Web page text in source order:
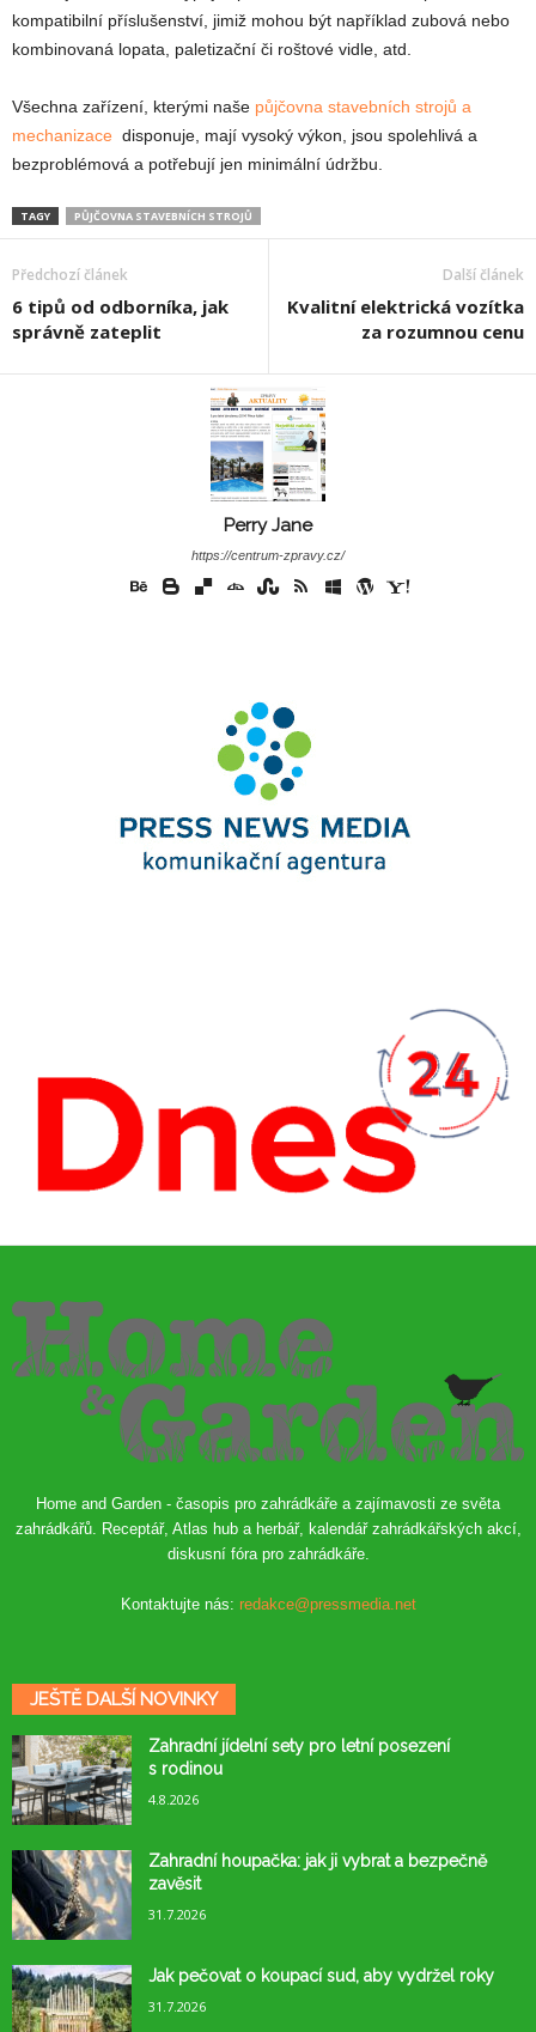
kompatibilní příslušenství, jimiž mohou být například zubová nebo
kombinovaná lopata, paletizační či roštové vidle, atd.
Všechna zařízení, kterými naše půjčovna stavebních strojů a
mechanizace disponuje, mají vysoký výkon, jsou spolehlivá a
bezproblémová a potřebují jen minimální údržbu.
TAGY PŮJČOVNA STAVEBNÍCH STROJŮ
Předchozí článek
6 tipů od odborníka, jak
správně zateplit
Další článek
Kvalitní elektrická vozítka
za rozumnou cenu
Perry Jane
https://centrum-zpravy.cz/
Home and Garden - časopis pro zahrádkáře a zajímavosti ze světa
zahrádkářů. Receptář, Atlas hub a herbář, kalendář zahrádkářských akcí,
diskusní fóra pro zahrádkáře.
Kontaktujte nás: redakce@pressmedia.net
JEŠTĚ DALŠÍ NOVINKY
Zahradní jídelní sety pro letní posezení
s rodinou
4.8.2026
Zahradní houpačka: jak ji vybrat a bezpečně
zavěsit
31.7.2026
Jak pečovat o koupací sud, aby vydržel roky
31.7.2026